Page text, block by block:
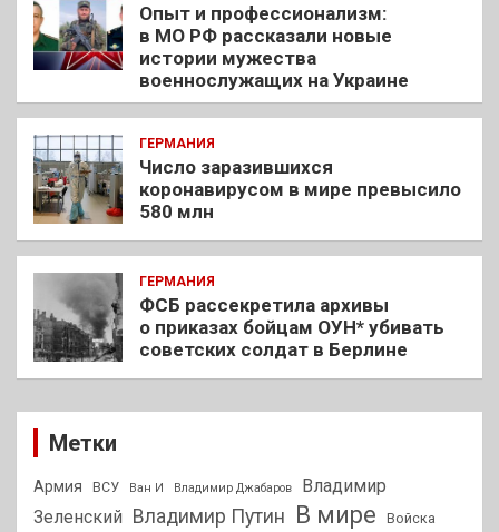
Опыт и профессионализм:
в МО РФ рассказали новые
истории мужества
военнослужащих на Украине
ГЕРМАНИЯ
Число заразившихся
коронавирусом в мире превысило
580 млн
ГЕРМАНИЯ
ФСБ рассекретила архивы
о приказах бойцам ОУН* убивать
советских солдат в Берлине
Метки
Армия ВСУ Ван И Владимир Джабаров
Владимир
Зеленский
Владимир Путин В мире Войска